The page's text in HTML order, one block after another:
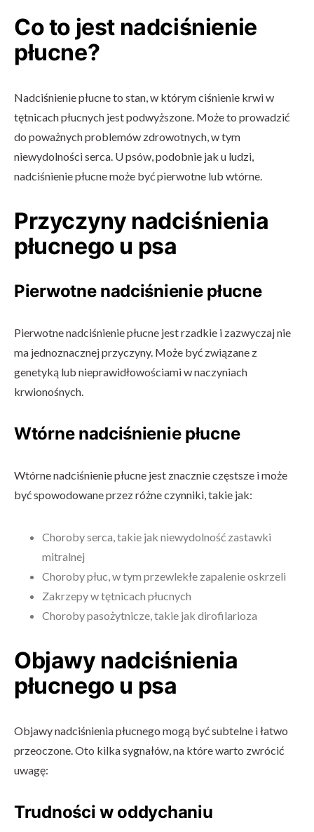
Co to jest nadciśnienie
płucne?
Nadciśnienie płucne to stan, w którym ciśnienie krwi w
tętnicach płucnych jest podwyższone. Może to prowadzić
do poważnych problemów zdrowotnych, w tym
niewydolności serca. U psów, podobnie jak u ludzi,
nadciśnienie płucne może być pierwotne lub wtórne.
Przyczyny nadciśnienia
płucnego u psa
Pierwotne nadciśnienie płucne
Pierwotne nadciśnienie płucne jest rzadkie i zazwyczaj nie
ma jednoznacznej przyczyny. Może być związane z
genetyką lub nieprawidłowościami w naczyniach
krwionośnych.
Wtórne nadciśnienie płucne
Wtórne nadciśnienie płucne jest znacznie częstsze i może
być spowodowane przez różne czynniki, takie jak:
Choroby serca, takie jak niewydolność zastawki
mitralnej
Choroby płuc, w tym przewlekłe zapalenie oskrzeli
Zakrzepy w tętnicach płucnych
Choroby pasożytnicze, takie jak dirofilarioza
Objawy nadciśnienia
płucnego u psa
Objawy nadciśnienia płucnego mogą być subtelne i łatwo
przeoczone. Oto kilka sygnałów, na które warto zwrócić
uwagę:
Trudności w oddychaniu